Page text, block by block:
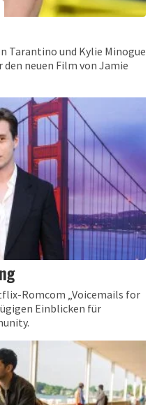
Tarantino und Kylie Minogue
neuen Film von Jamie
Romcom „Voicemails for
Einblicken für